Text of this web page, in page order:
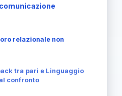
relazionale non
tra pari e Linguaggio
confronto